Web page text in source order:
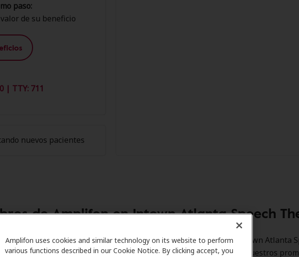
paso:
de su beneficio
| TTY: 711
nuevos pacientes
de Amplifon en Intown Atlanta Speech
se asocia con muchos planes de beneficios y clínicas como Intown Atlanta
ofrecer descuentos especiales en audífonos y atención auditiva. Nuestros
Amplifon uses cookies and similar technology on its website to perform
various functions described in our Cookie Notice. By clicking accept, you